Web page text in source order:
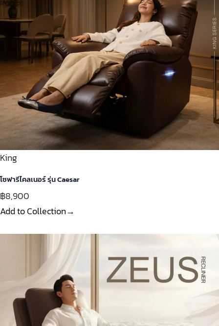
King
โซฟารีไคลเนอร์ รุ่น Caesar
฿8,900
Add to Collection→